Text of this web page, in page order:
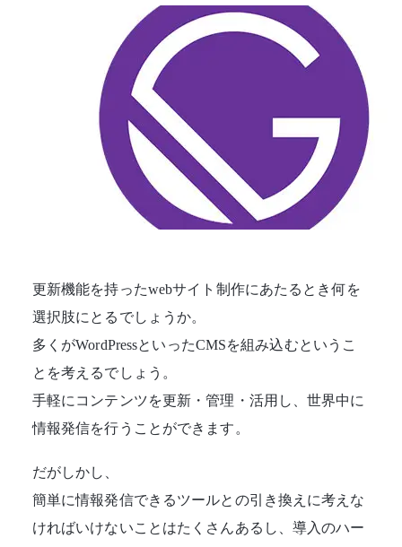
更新機能を持ったwebサイト制作にあたるとき何を
選択肢にとるでしょうか。
多くがWordPressといったCMSを組み込むというこ
とを考えるでしょう。
手軽にコンテンツを更新・管理・活用し、世界中に
情報発信を行うことができます。
だがしかし、
簡単に情報発信できるツールとの引き換えに考えな
ければいけないことはたくさんあるし、導入のハー